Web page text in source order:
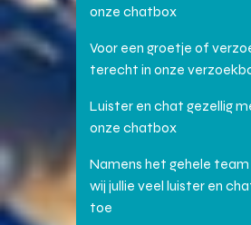
onze chatbox
Voor een groetje of
terecht in onze
Luister en chat gezellig
onze chatbox
Namens het gehele team
wij jullie veel luister en
toe